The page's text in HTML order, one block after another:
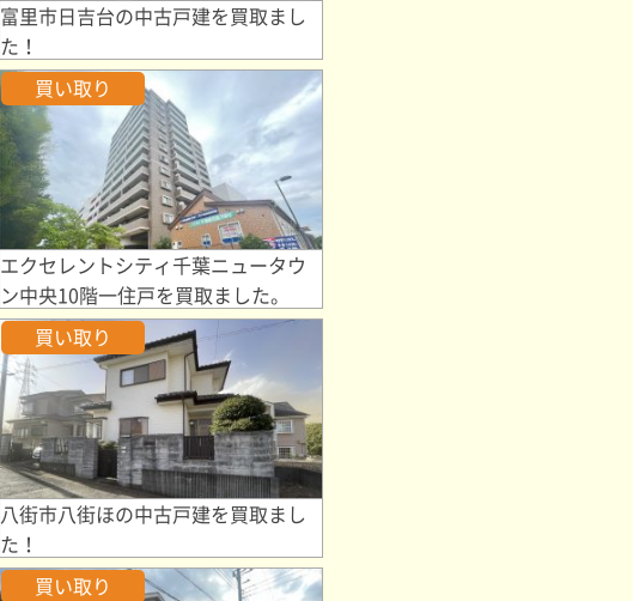
富里市日吉台の中古戸建を買取まし
た！
買い取り
エクセレントシティ千葉ニュータウ
ン中央10階一住戸を買取ました。
買い取り
八街市八街ほの中古戸建を買取まし
た！
買い取り